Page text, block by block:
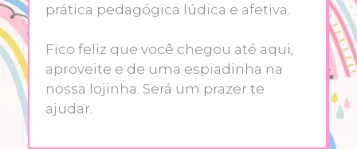
prática pedagógica lúdica e afetiva.
Fico feliz que você chegou até aqui,
aproveite e de uma espiadinha na
nossa lojinha. Será um prazer te
ajudar.